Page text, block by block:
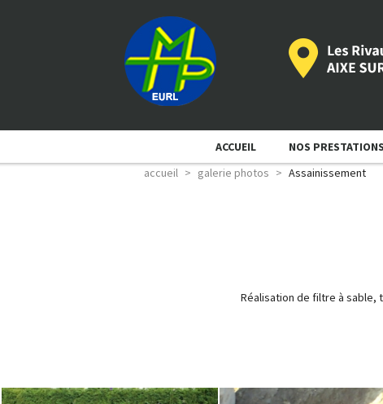
ACCUEIL NOS PRESTATIONS
accueil
galerie photos Assainissement
Réalisation de filtre à sable,